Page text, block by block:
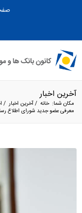
آخرین اخبار
مکان شما: خانه /آخرین اخبار /
معرفی عضو جدید شورای اطلاع